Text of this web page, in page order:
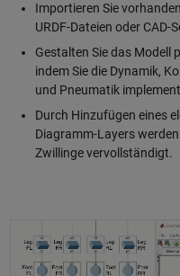
Importieren Sie
URDF-Dateien oder CAD-
Gestalten Sie das Modell
indem Sie die Dynamik,
und Pneumatik
Durch Hinzufügen eines
Diagramm-Layers
Zwillinge vervollständigt.